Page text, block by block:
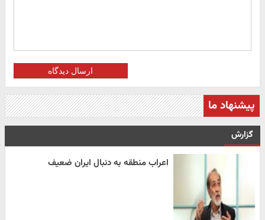
ارسال دیدگاه
پیشنهاد ما
گزارش
اعراب منطقه به دنبال ایران ضعیف